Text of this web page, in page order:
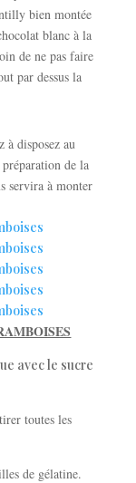
bien montée
blanc à la
de ne pas faire
par dessus la
à disposez au
de la
servira à monter
avec le sucre
toutes les
de gélatine.